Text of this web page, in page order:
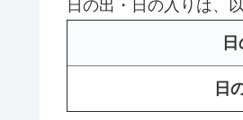
日の出・日の入りは、
日